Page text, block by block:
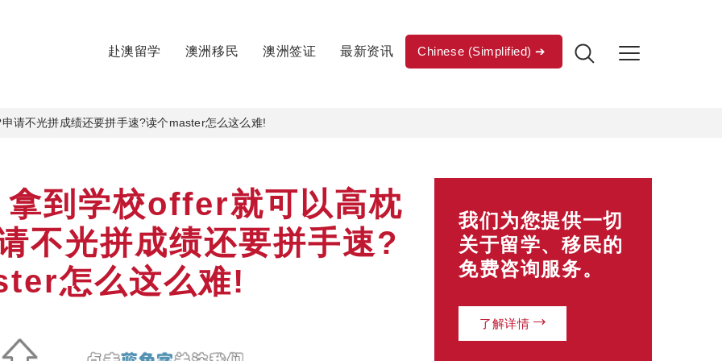
赴澳留学 澳洲移民 澳洲签证 最新资讯 Chinese (Simplified)
请不光拼成绩还要拼手速?读个master怎么这么难!
拿到学校offer就可以高枕
不光拼成绩还要拼手速?
怎么这么难!
我们为您提供一切
关于留学、移民的
免费咨询服务。
了解详情